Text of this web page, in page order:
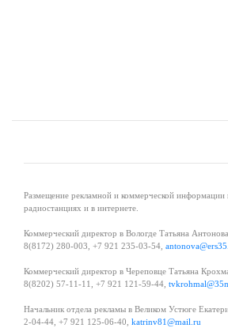
Размещение рекламной и коммерческой информации
радиостанциях и в интернете.
Коммерческий директор в Вологде Татьяна Антонова
8(8172) 280-003, +7 921 235-03-54,
Коммерческий директор в Череповце Татьяна
8(8202) 57-11-11, +7 921 121-59-44,
Начальник отдела рекламы в Великом Устюге
2-04-44, +7 921 125-06-40, katrinv81@mail.ru